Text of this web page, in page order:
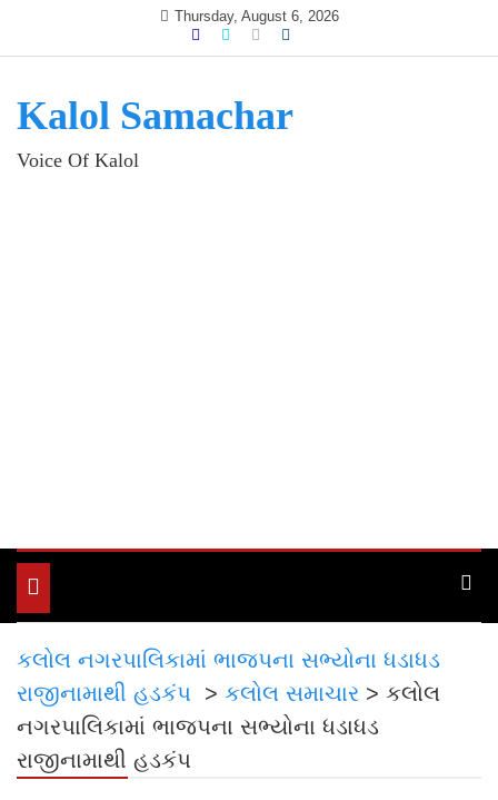
Thursday, August 6, 2026
Kalol Samachar
Voice Of Kalol
Toggle
navigation
કલોલ નગરપાલિકામાં ભાજપના સભ્યોના ધડાધડ
રાજીનામાથી હડકંપ
> કલોલ સમાચાર > કલોલ
નગરપાલિકામાં ભાજપના સભ્યોના ધડાધડ
રાજીનામાથી હડકંપ